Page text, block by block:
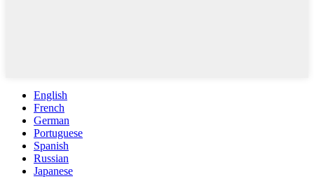
English
French
German
Portuguese
Spanish
Russian
Japanese